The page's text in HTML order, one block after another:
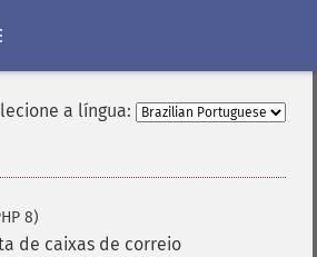
a língua:
8)
de caixas de correio